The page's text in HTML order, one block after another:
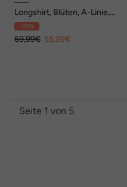
Longshirt, Blüten, A-Linie,
Rundhals, 3/4-Arm
- 20%
69,99€ 55,99€
Seite 1 von 5